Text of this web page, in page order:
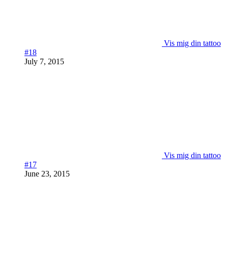
Vis mig din tattoo
#18
July 7, 2015
Vis mig din tattoo
#17
June 23, 2015